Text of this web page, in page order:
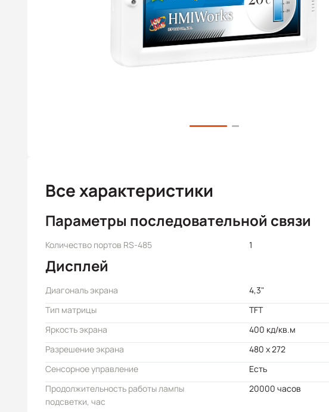
Все характеристики
Параметры последовательной связи
Количество портов RS-485 1
Дисплей
Диагональ экрана
4,3"
Тип матрицы
TFT
Яркость экрана
400 кд/кв.м
Разрешение экрана
480 x 272
Сенсорное управление
Есть
Продолжительность работы лампы
подсветки, час
20000 часов